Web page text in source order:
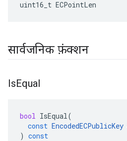
uint16_t ECPointLen
सार्वजनिक फ़ंक्शन
IsEqual
bool IsEqual(
const EncodedECPublicKey
) const